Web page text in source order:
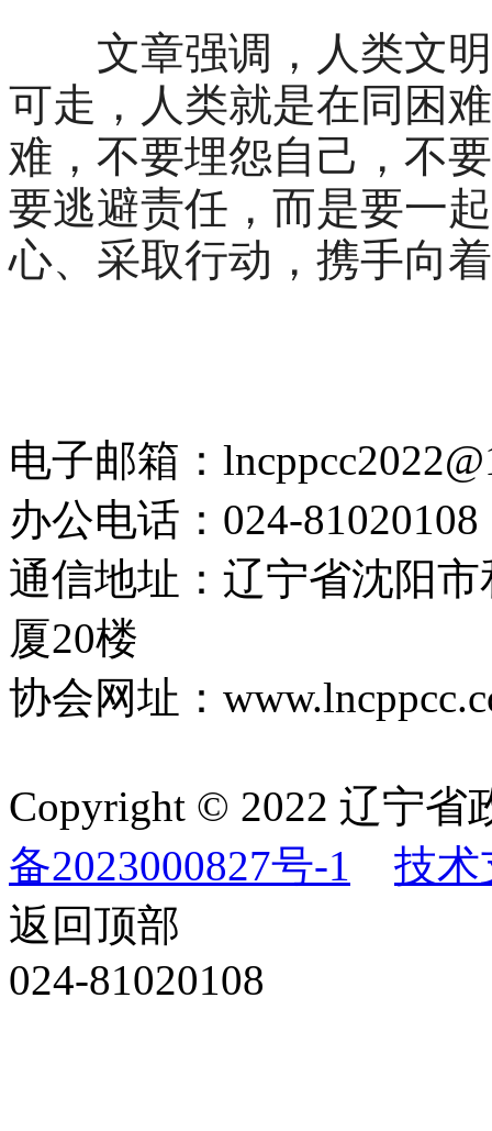
文章强调，人类文明
可走，人类就是在同困
难，不要埋怨自己，不
要逃避责任，而是要一
心、采取行动，携手向
电子邮箱：
办公电话：024-81020108
通信地址：辽宁省沈阳
厦20楼
协会网址：
Copyright © 2022 辽宁
备2023000827号-1
技术
返回顶部
024-81020108